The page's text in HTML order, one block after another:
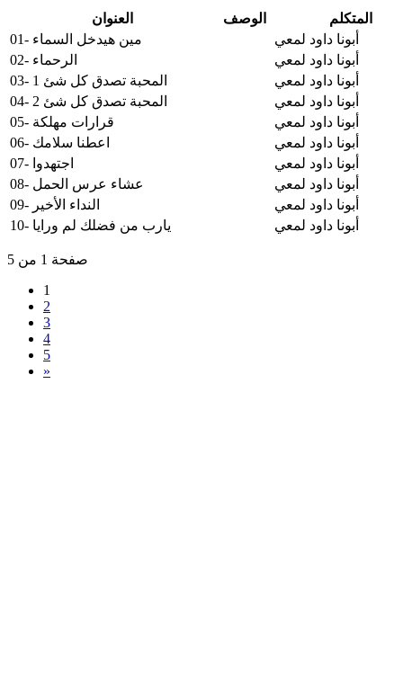
العنوان الوصف
المتكلم
01- مين هيدخل السماء
أبونا داود لمعي
02- الرحماء
أبونا داود لمعي
03- المحبة تصدق كل شئ 1
أبونا داود لمعي
04- المحبة تصدق كل شئ 2
أبونا داود لمعي
05- قرارات مهلكة
أبونا داود لمعي
06- اعطنا سلامك
أبونا داود لمعي
07- اجتهدوا
أبونا داود لمعي
08- عشاء عرس الحمل
أبونا داود لمعي
09- النداء الأخير
أبونا داود لمعي
10- يارب من فضلك لم ورايا
أبونا داود لمعي
صفحة 1 من 5
1
2
3
4
5
»